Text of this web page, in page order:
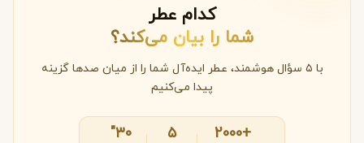
کدام عطر
شما را بیان می‌کند؟
با ۵ سؤال هوشمند، عطر ایده‌آل شما را از میان صدها گزینه
پیدا می‌کنیم
+2000 ۵ ۳۰"